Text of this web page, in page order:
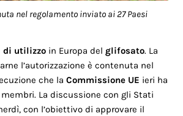
nel regolamento inviato ai 27 Paesi
di utilizzo in Europa delglifosato. La
l’autorizzazione è contenuta nel
che laCommissione UE ieri ha
La discussione con gli Stati
con l’obiettivo di approvare il